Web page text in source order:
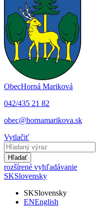
ObecHorná Mariková
042/435 21 82
obec@hornamarikova.sk
Vytlačiť
Hľadať
rozšírené vyhľadávanie
SKSlovensky
SKSlovensky
ENEnglish